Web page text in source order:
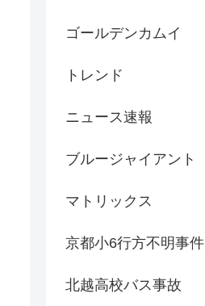
ゴールデンカムイ
トレンド
ニュース速報
ブルージャイアント
マトリックス
京都小6行方不明事件
北越高校バス事故